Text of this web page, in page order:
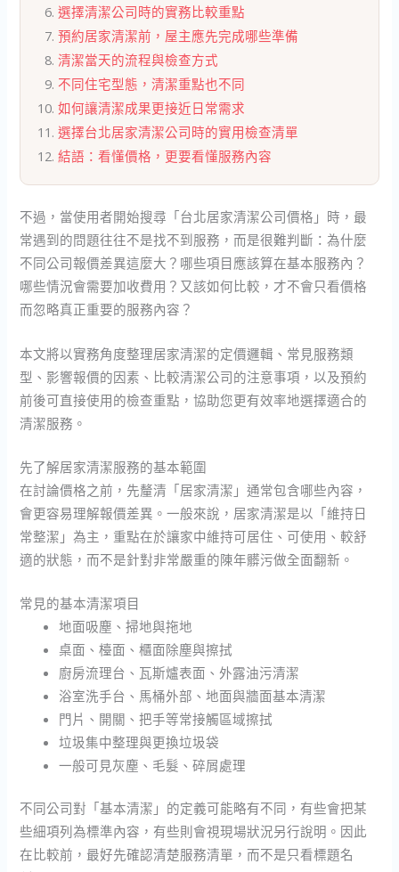
選擇清潔公司時的實務比較重點
預約居家清潔前，屋主應先完成哪些準備
清潔當天的流程與檢查方式
不同住宅型態，清潔重點也不同
如何讓清潔成果更接近日常需求
選擇台北居家清潔公司時的實用檢查清單
結語：看懂價格，更要看懂服務內容
不過，當使用者開始搜尋「台北居家清潔公司價格」時，最
常遇到的問題往往不是找不到服務，而是很難判斷：為什麼
不同公司報價差異這麼大？哪些項目應該算在基本服務內？
哪些情況會需要加收費用？又該如何比較，才不會只看價格
而忽略真正重要的服務內容？
本文將以實務角度整理居家清潔的定價邏輯、常見服務類
型、影響報價的因素、比較清潔公司的注意事項，以及預約
前後可直接使用的檢查重點，協助您更有效率地選擇適合的
清潔服務。
先了解居家清潔服務的基本範圍
在討論價格之前，先釐清「居家清潔」通常包含哪些內容，
會更容易理解報價差異。一般來說，居家清潔是以「維持日
常整潔」為主，重點在於讓家中維持可居住、可使用、較舒
適的狀態，而不是針對非常嚴重的陳年髒污做全面翻新。
常見的基本清潔項目
地面吸塵、掃地與拖地
桌面、檯面、櫃面除塵與擦拭
廚房流理台、瓦斯爐表面、外露油污清潔
浴室洗手台、馬桶外部、地面與牆面基本清潔
門片、開關、把手等常接觸區域擦拭
垃圾集中整理與更換垃圾袋
一般可見灰塵、毛髮、碎屑處理
不同公司對「基本清潔」的定義可能略有不同，有些會把某
些細項列為標準內容，有些則會視現場狀況另行說明。因此
在比較前，最好先確認清楚服務清單，而不是只看標題名